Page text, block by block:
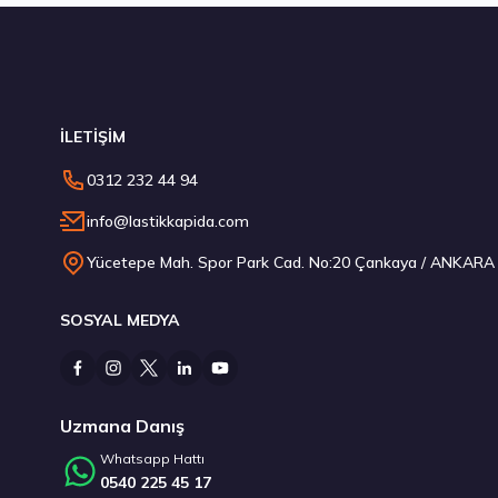
Hankook 275/30R20 97Y XL Ventus S1 evo3 K127 Yaz 2026
13.619,10 ₺
Laufenn 215/60R17 96H G FIT EQ+ LK41 Yaz 2026
İLETİŞİM
0312 232 44 94
info@lastikkapida.com
Yücetepe Mah. Spor Park Cad. No:20 Çankaya / ANKARA
SOSYAL MEDYA
Uzmana Danış
Whatsapp Hattı
0540 225 45 17